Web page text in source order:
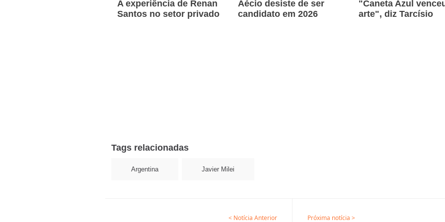
A experiência de Renan
Santos no setor privado
Aécio desiste de ser
candidato em 2026
"Caneta Azul
arte", diz Tarcísio
Tags relacionadas
Argentina Javier Milei
< Notícia Anterior Próxima notícia >